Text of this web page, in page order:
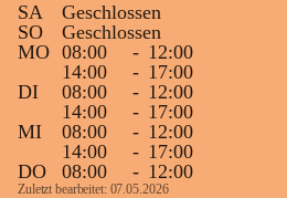
SA
Geschlossen
SO
Geschlossen
MO 08:00 - 12:00
14:00
- 17:00
DI
08:00 - 12:00
14:00
- 17:00
MI
08:00 - 12:00
14:00
- 17:00
DO
08:00 - 12:00
Zuletzt bearbeitet: 07.05.2026